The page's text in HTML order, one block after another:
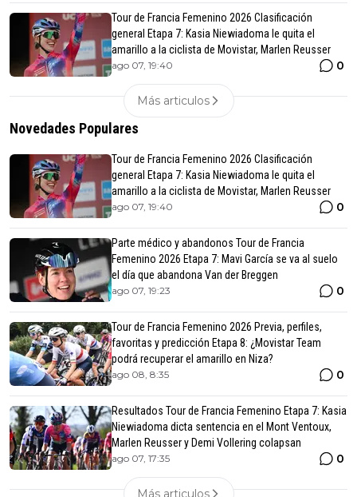
Tour de Francia Femenino 2026 Clasificación
general Etapa 7: Kasia Niewiadoma le quita el
amarillo a la ciclista de Movistar, Marlen Reusser
ago 07, 19:40 0
Más articulos
Novedades Populares
Tour de Francia Femenino 2026 Clasificación
general Etapa 7: Kasia Niewiadoma le quita el
amarillo a la ciclista de Movistar, Marlen Reusser
ago 07, 19:40 0
Parte médico y abandonos Tour de Francia
Femenino 2026 Etapa 7: Mavi García se va al suelo
el día que abandona Van der Breggen
ago 07, 19:23 0
Tour de Francia Femenino 2026 Previa, perfiles,
favoritas y predicción Etapa 8: ¿Movistar Team
podrá recuperar el amarillo en Niza?
ago 08, 8:35 0
Resultados Tour de Francia Femenino Etapa 7: Kasia
Niewiadoma dicta sentencia en el Mont Ventoux,
Marlen Reusser y Demi Vollering colapsan
ago 07, 17:35 0
Más articulos